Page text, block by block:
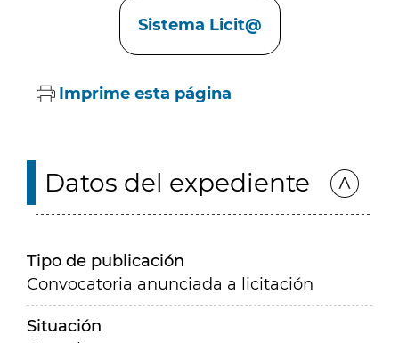
Sistema Licit@
Imprime esta página
Datos del expediente
Tipo de publicación
Convocatoria anunciada a licitación
Situación